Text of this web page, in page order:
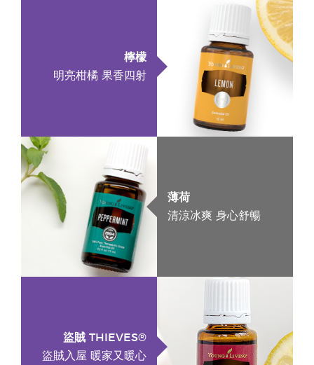
檸檬
明亮柑橘 果香四射
薄荷
清涼冰爽 身心舒暢
盜賊 THIEVES®
盜賊入屋 暖家又暖心